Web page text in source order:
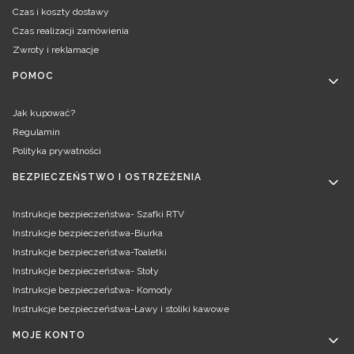
Czas i koszty dostawy
Czas realizacji zamówienia
Zwroty i reklamacje
POMOC
Jak kupować?
Regulamin
Polityka prywatności
BEZPIECZEŃSTWO I OSTRZEŻENIA
Instrukcje bezpieczeństwa- Szafki RTV
Instrukcje bezpieczeństwa-Biurka
Instrukcje bezpieczeństwa-Toaletki
Instrukcje bezpieczeństwa- Stoły
Instrukcje bezpieczeństwa- Komody
Instrukcje bezpieczeństwa-Ławy i stoliki kawowe
MOJE KONTO